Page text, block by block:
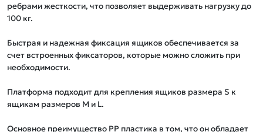
ребрами жесткости, что позволяет выдерживать нагрузку до
100 кг.
Быстрая и надежная фиксация ящиков обеспечивается за
счет встроенных фиксаторов, которые можно сложить при
необходимости.
Платформа подходит для крепления ящиков размера S к
ящикам размеров M и L.
Основное преимущество PP пластика в том, что он обладает